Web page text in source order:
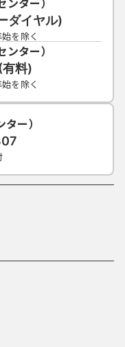
ダイヤル)
を除く
ター）
料)
を除く
ー）